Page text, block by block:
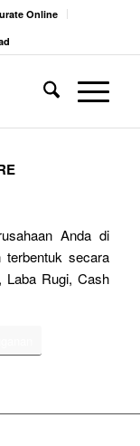
Online
Anda di
terbentuk secara
Laba Rugi, Cash